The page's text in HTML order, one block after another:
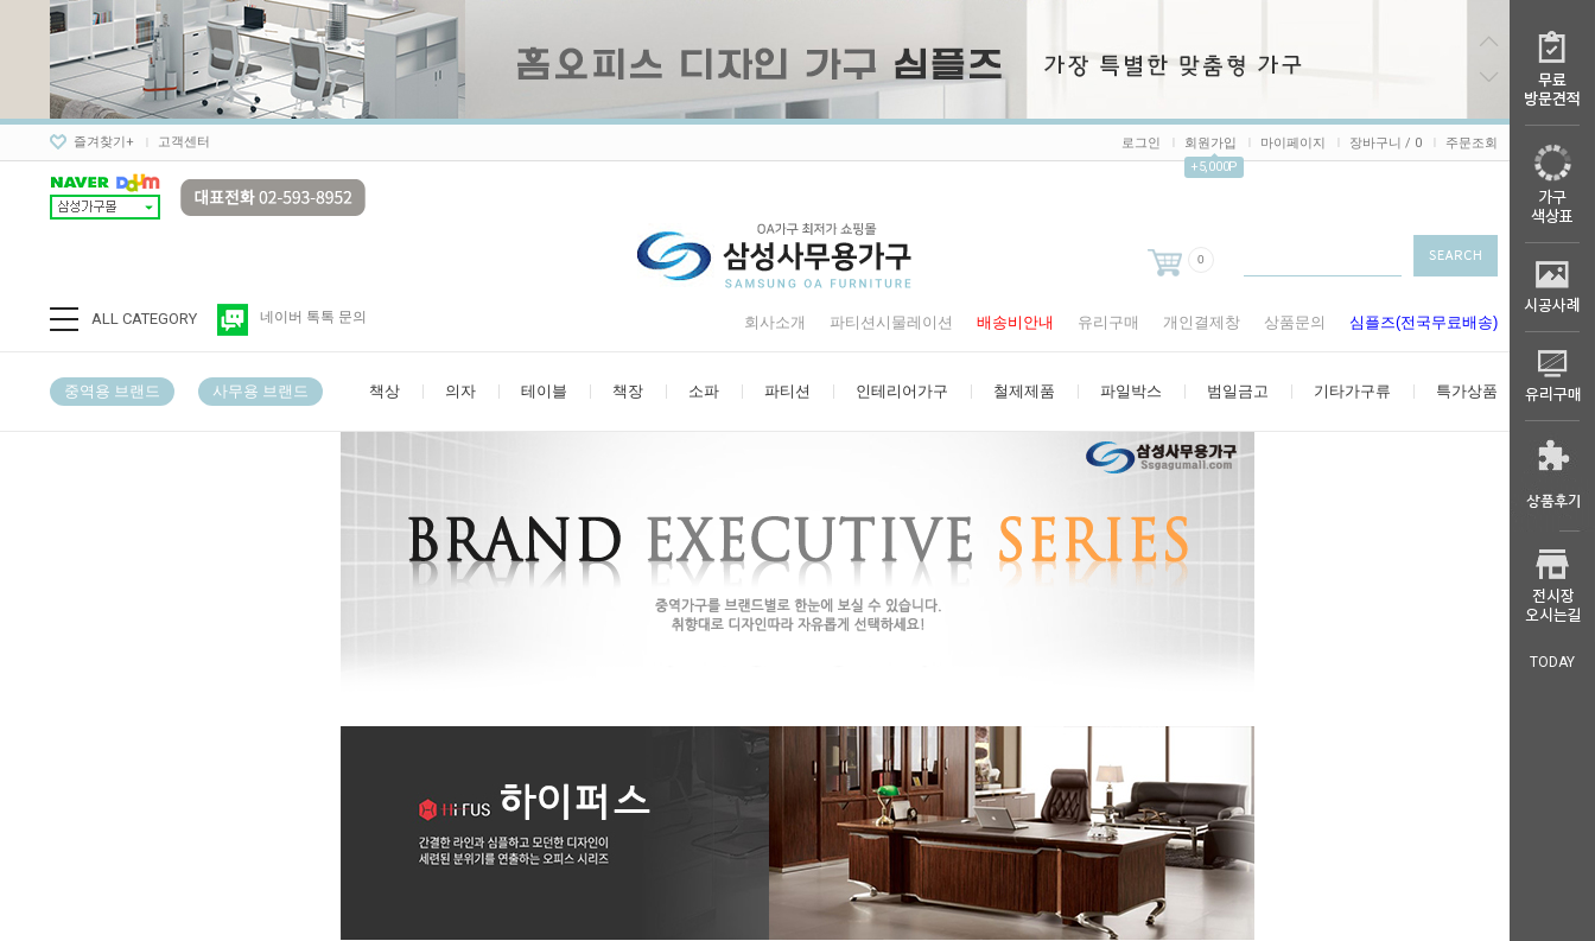
TODAY
즐겨찾기+ 고객센터 로그인
회원가입
+5,000P
마이페이지 장바구니 / 0 주문조회
ALL CATEGORY 네이버 톡톡 문의 회사소개 파티션시물레이션 배송비안내 유리구매 개인결제창 상품문의 심플즈(전국무료배송)
0
중역용 브랜드 사무용 브랜드 책상 의자 테이블 책장 소파 파티션 인테리어가구 철제제품 파일박스 범일금고 기타가구류 특가상품